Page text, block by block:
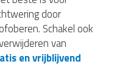
door
Schakel ook
van
en vrijblijvend